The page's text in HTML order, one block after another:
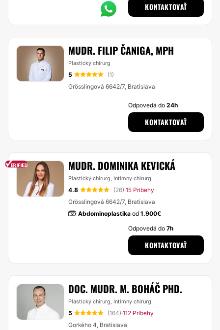
KONTAKTOVAŤ
MUDR. FILIP ČANIGA, MPH
Plastický chirurg
5
(1)
Grösslingová 6642/7, Bratislava
Odpovedá do24h
KONTAKTOVAŤ
MUDR. DOMINIKA KEVICKÁ
Plastický chirurg, Intímny chirurg
4.8 (26)·15 Príbehy
Grösslingová 6642/7, Bratislava
Abdominoplastika od 1.900€
Odpovedá do7h
KONTAKTOVAŤ
DOC. MUDR. M. BOHÁČ PHD.
Plastický chirurg, Intímny chirurg
5 (164)·112 Príbehy
Gorkého 4, Bratislava